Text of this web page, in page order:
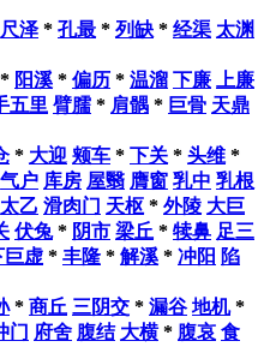
经，多循行于四肢外侧、头
为手三阳经，分布于下肢外
顺序是："阳明"在前，"少
的排列顺序是："太阴"在
上八寸以下为"厥阴"在前，"太
通过经别和别络互相沟通，组
太阳与足少阴为表里，足少阳
表里。手太阳与手少阴为表
与手太阴为表里。
尺泽* 孔最 * 列缺 * 经渠 太渊
* 阳溪 * 偏历 * 温溜 下廉 上廉
五里 臂臑 * 肩髃 * 巨骨 天鼎
* 大迎 颊车 * 下关 * 头维 *
气户 库房 屋翳 膺窗 乳中 乳根
太乙 滑肉门 天枢 * 外陵 大巨
伏兔* 阴市 梁丘 * 犊鼻 足三
巨虚 * 丰隆 * 解溪 * 冲阳 陷
* 商丘 三阴交 * 漏谷 地机*
门 府舍 腹结 大横* 腹哀 食